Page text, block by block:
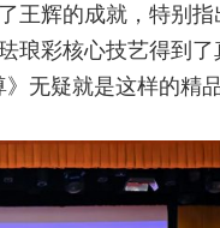
王辉的成就，特别
琅彩核心技艺得到
无疑就是这样的精